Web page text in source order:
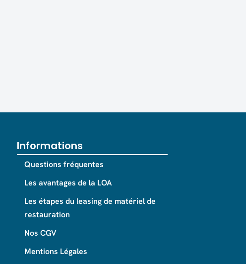
Informations
Questions fréquentes
Les avantages de la LOA
Les étapes du leasing de matériel de
restauration
Nos CGV
Mentions Légales